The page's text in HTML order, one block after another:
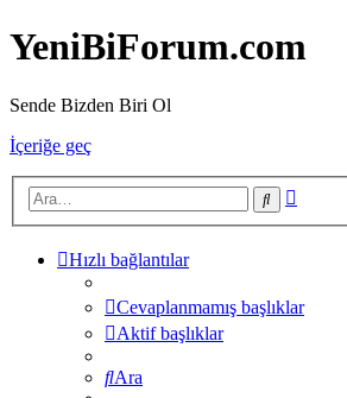
YeniBiForum.com
Sende Bizden Biri Ol
İçeriğe geç
Ara
Hızlı bağlantılar
Cevaplanmamış başlıklar
Aktif başlıklar
Ara